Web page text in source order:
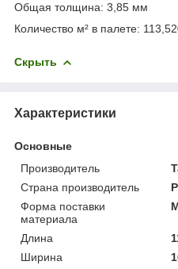
Общая толщина: 3,85 мм
Количество м² в палете:
Скрыть
Характеристики
Основные
Производитель
Страна производитель
Форма поставки
материала
Длина
Ширина